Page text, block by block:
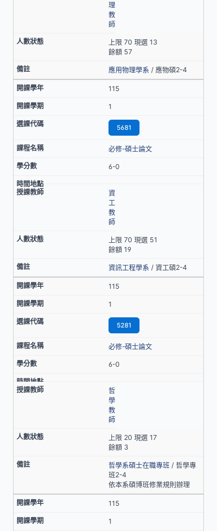
理
教
師
上限 70 現選 13
餘額 57
應用物理學系 / 應物碩2-4
115
1
5681
必修-碩士論文
6-0
資
工
教
師
上限 70 現選 51
餘額 19
資訊工程學系 / 資工碩2-4
115
1
5281
必修-碩士論文
6-0
哲
學
教
師
上限 20 現選 17
餘額 3
哲學系碩士在職專班 / 哲學專
班2-4
依本系碩博班修業規則辦理
115
1